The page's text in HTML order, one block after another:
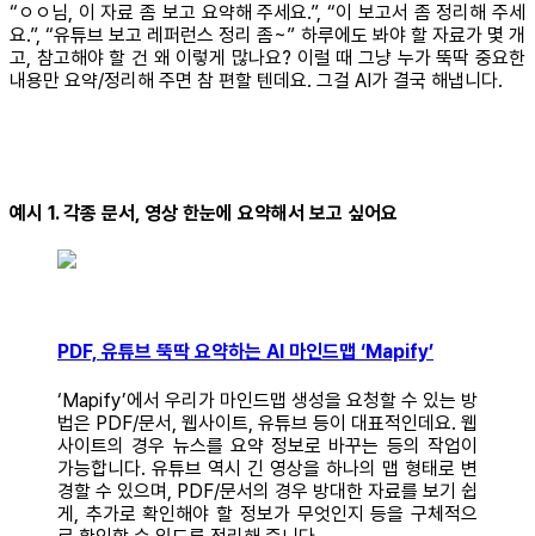
“ㅇㅇ님, 이 자료 좀 보고 요약해 주세요.”, “이 보고서 좀 정리해 주세
요.”, “유튜브 보고 레퍼런스 정리 좀~” 하루에도 봐야 할 자료가 몇 개
고, 참고해야 할 건 왜 이렇게 많나요? 이럴 때 그냥 누가 뚝딱 중요한
내용만 요약/정리해 주면 참 편할 텐데요. 그걸 AI가 결국 해냅니다.
예시 1. 각종 문서, 영상 한눈에 요약해서 보고 싶어요
PDF, 유튜브 뚝딱 요약하는 AI 마인드맵 ‘Mapify’
‘Mapify’에서 우리가 마인드맵 생성을 요청할 수 있는 방
법은 PDF/문서, 웹사이트, 유튜브 등이 대표적인데요. 웹
사이트의 경우 뉴스를 요약 정보로 바꾸는 등의 작업이
가능합니다. 유튜브 역시 긴 영상을 하나의 맵 형태로 변
경할 수 있으며, PDF/문서의 경우 방대한 자료를 보기 쉽
게, 추가로 확인해야 할 정보가 무엇인지 등을 구체적으